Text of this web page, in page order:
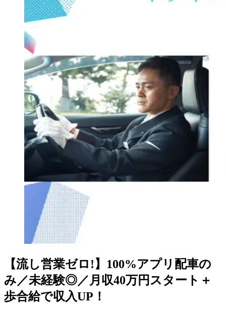
【流し営業ゼロ!】100%アプリ配車の
み／未経験◎／月収40万円スタート＋
歩合給で収入UP！